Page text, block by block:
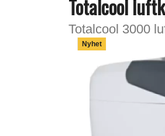
Totalcool
Totalcool 3000
Nyhet